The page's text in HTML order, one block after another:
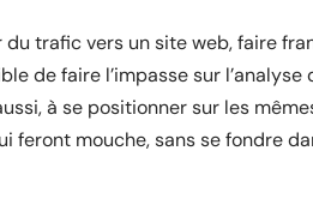
trafic vers un site web, faire
de faire l’impasse sur l’analyse
à se positionner sur les
feront mouche, sans se fondre